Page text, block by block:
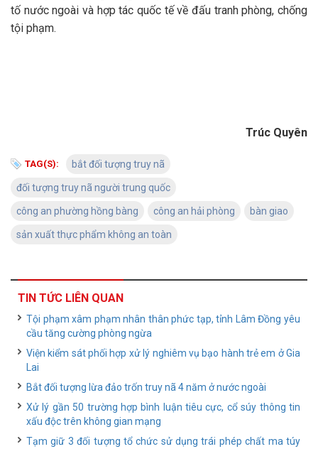
tố nước ngoài và hợp tác quốc tế về đấu tranh phòng, chống
tội phạm.
Trúc Quyên
TAG(S): bắt đối tượng truy nã
đối tượng truy nã người trung quốc
công an phường hồng bàng công an hải phòng bàn giao
sản xuất thực phẩm không an toàn
TIN TỨC LIÊN QUAN
Tội phạm xâm phạm nhân thân phức tạp, tỉnh Lâm Đồng yêu
cầu tăng cường phòng ngừa
Viện kiểm sát phối hợp xử lý nghiêm vụ bạo hành trẻ em ở Gia
Lai
Bắt đối tượng lừa đảo trốn truy nã 4 năm ở nước ngoài
Xử lý gần 50 trường hợp bình luận tiêu cực, cổ súy thông tin
xấu độc trên không gian mạng
Tạm giữ 3 đối tượng tổ chức sử dụng trái phép chất ma túy